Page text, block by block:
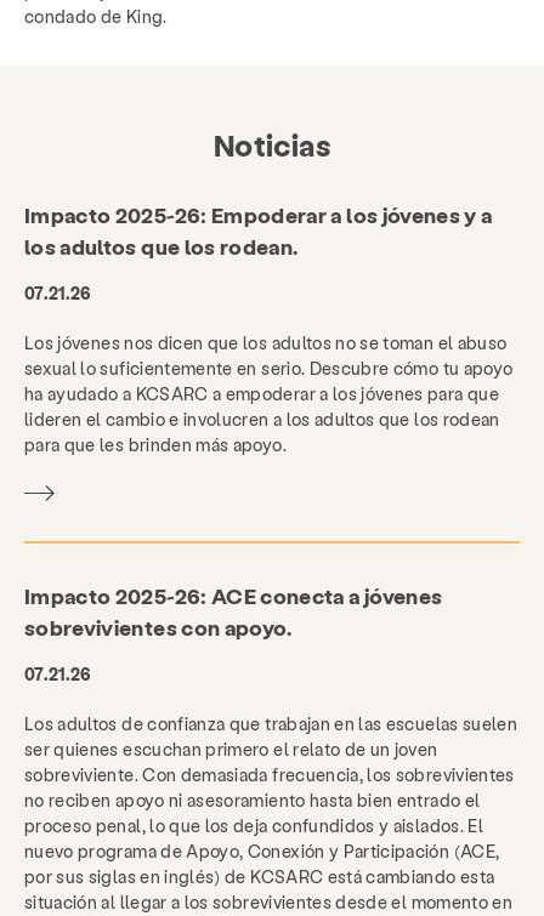
condado de King.
Noticias
Impacto 2025-26: Empoderar a los jóvenes y a
los adultos que los rodean.
07.21.26
Los jóvenes nos dicen que los adultos no se toman el abuso
sexual lo suficientemente en serio. Descubre cómo tu apoyo
ha ayudado a KCSARC a empoderar a los jóvenes para que
lideren el cambio e involucren a los adultos que los rodean
para que les brinden más apoyo.
Impacto 2025-26: ACE conecta a jóvenes
sobrevivientes con apoyo.
07.21.26
Los adultos de confianza que trabajan en las escuelas suelen
ser quienes escuchan primero el relato de un joven
sobreviviente. Con demasiada frecuencia, los sobrevivientes
no reciben apoyo ni asesoramiento hasta bien entrado el
proceso penal, lo que los deja confundidos y aislados. El
nuevo programa de Apoyo, Conexión y Participación (ACE,
por sus siglas en inglés) de KCSARC está cambiando esta
situación al llegar a los sobrevivientes desde el momento en